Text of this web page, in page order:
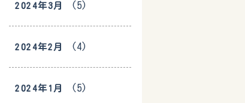
2024年3月 (5)
2024年2月 (4)
2024年1月 (5)